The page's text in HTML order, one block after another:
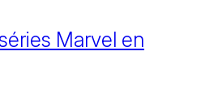
Marvel en